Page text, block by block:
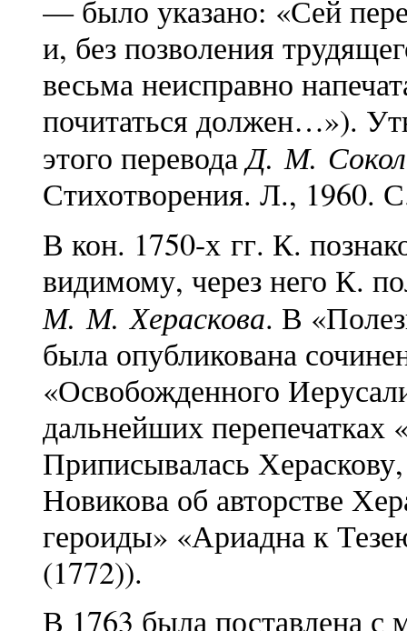
— было указано: «Сей
и, без позволения
весьма неисправно
почитаться должен…»).
этого переводаД. М.
Стихотворения. Л., 1960.
В кон. 1750-х гг. К.
видимому, через него К.
М. М. Хераскова. В
была опубликована
«Освобожденного
дальнейших
Приписывалась
Новикова об авторстве
героиды» «Ариадна к
(1772)).
В 1763 была поставлена